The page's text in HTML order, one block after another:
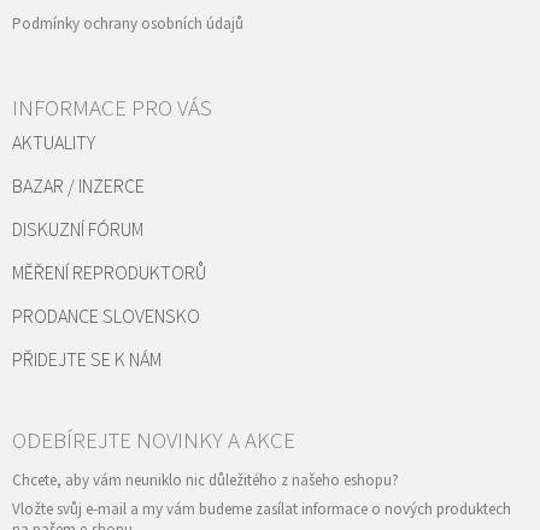
Podmínky ochrany osobních údajů
INFORMACE PRO VÁS
AKTUALITY
BAZAR / INZERCE
DISKUZNÍ FÓRUM
MĚŘENÍ REPRODUKTORŮ
PRODANCE SLOVENSKO
PŘIDEJTE SE K NÁM
Vložte svůj e-mail a my vám budeme zasílat informace o nových produktech